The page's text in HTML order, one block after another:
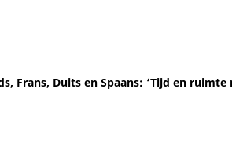
Frans, Duits en Spaans: ‘Tijd en